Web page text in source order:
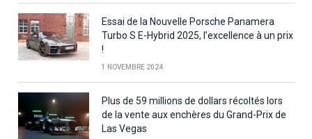
Essai de la Nouvelle Porsche Panamera
Turbo S E-Hybrid 2025, l’excellence à un prix
!
1 NOVEMBRE 2024
Plus de 59 millions de dollars récoltés lors
de la vente aux enchères du Grand-Prix de
Las Vegas